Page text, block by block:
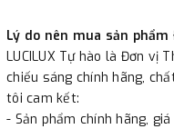
Lý do nên mua sản
LUCILUX Tự hào là Đơn vị
chiếu sáng chính hãng,
tôi cam kết:
- Sản phẩm chính hãng,